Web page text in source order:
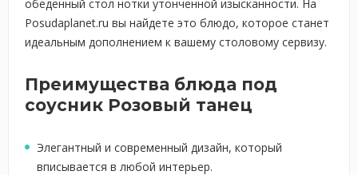
обеденный стол нотки утонченной изысканности. На
Posudaplanet.ru вы найдете это блюдо, которое станет
идеальным дополнением к вашему столовому сервизу.
Преимущества блюда под
соусник Розовый танец
Элегантный и современный дизайн, который
вписывается в любой интерьер.